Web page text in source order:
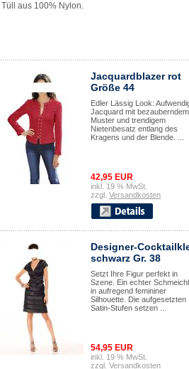
aus 100% Nylon.
Jacquardblazer rot
Größe 44
Edler Lässig Look:
Jacquard mit bezauberndem
Muster und trendigem
Nietenbesatz entlang des
Kragens und der Blende. ...
42,95 EUR
inkl. 19 % MwSt.
zzgl. Versandkosten
Designer-
schwarz Gr. 38
Setzt Ihre Figur perfekt in
Szene. Ein echter
in aufregend femininer
Silhouette. Die aufgesetzten
Satin-Stufen setzen ...
54,95 EUR
inkl. 19 % MwSt.
zzgl. Versandkosten